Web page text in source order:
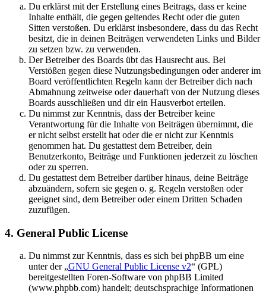
Du erklärst mit der Erstellung eines Beitrags, dass er keine
Inhalte enthält, die gegen geltendes Recht oder die guten
Sitten verstoßen. Du erklärst insbesondere, dass du das Recht
besitzt, die in deinen Beiträgen verwendeten Links und Bilder
zu setzen bzw. zu verwenden.
Der Betreiber des Boards übt das Hausrecht aus. Bei
Verstößen gegen diese Nutzungsbedingungen oder anderer im
Board veröffentlichten Regeln kann der Betreiber dich nach
Abmahnung zeitweise oder dauerhaft von der Nutzung dieses
Boards ausschließen und dir ein Hausverbot erteilen.
Du nimmst zur Kenntnis, dass der Betreiber keine
Verantwortung für die Inhalte von Beiträgen übernimmt, die
er nicht selbst erstellt hat oder die er nicht zur Kenntnis
genommen hat. Du gestattest dem Betreiber, dein
Benutzerkonto, Beiträge und Funktionen jederzeit zu löschen
oder zu sperren.
Du gestattest dem Betreiber darüber hinaus, deine Beiträge
abzuändern, sofern sie gegen o. g. Regeln verstoßen oder
geeignet sind, dem Betreiber oder einem Dritten Schaden
zuzufügen.
4. General Public License
Du nimmst zur Kenntnis, dass es sich bei phpBB um eine
unter der „GNU General Public License v2“ (GPL)
bereitgestellten Foren-Software von phpBB Limited
(www.phpbb.com) handelt; deutschsprachige Informationen